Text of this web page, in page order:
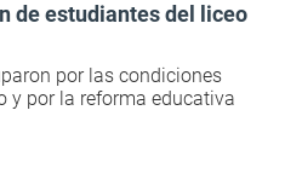
de estudiantes del liceo
por las condiciones
y por la reforma educativa